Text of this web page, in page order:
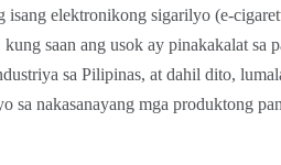
isang elektronikong sigarilyo (e-
saan ang usok ay pinakakalat sa
sa Pilipinas, at dahil dito,
sa nakasanayang mga produktong